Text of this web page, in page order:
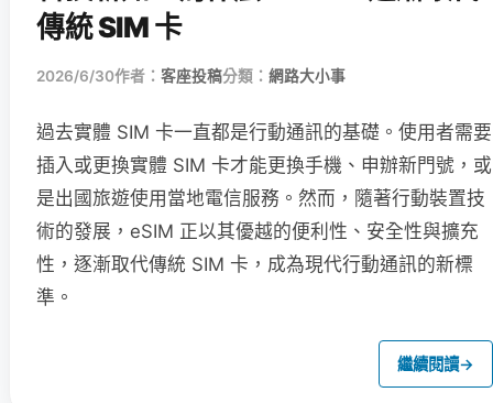
傳統 SIM 卡
2026/6/30作者： 客座投稿分類： 網路大小事
過去實體 SIM 卡一直都是行動通訊的基礎。使用者需要
插入或更換實體 SIM 卡才能更換手機、申辦新門號，或
是出國旅遊使用當地電信服務。然而，隨著行動裝置技
術的發展，eSIM 正以其優越的便利性、安全性與擴充
性，逐漸取代傳統 SIM 卡，成為現代行動通訊的新標
準。
繼續閱讀→